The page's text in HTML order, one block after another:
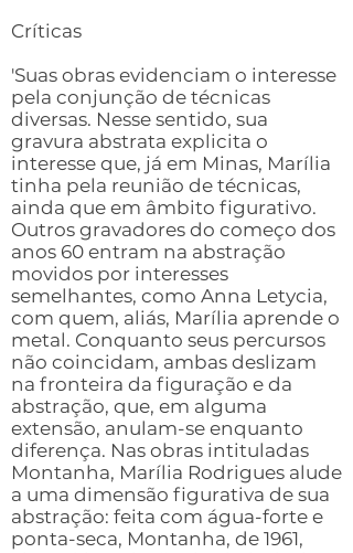
Críticas
'Suas obras evidenciam o interesse
pela conjunção de técnicas
diversas. Nesse sentido, sua
gravura abstrata explicita o
interesse que, já em Minas, Marília
tinha pela reunião de técnicas,
ainda que em âmbito figurativo.
Outros gravadores do começo dos
anos 60 entram na abstração
movidos por interesses
semelhantes, como Anna Letycia,
com quem, aliás, Marília aprende o
metal. Conquanto seus percursos
não coincidam, ambas deslizam
na fronteira da figuração e da
abstração, que, em alguma
extensão, anulam-se enquanto
diferença. Nas obras intituladas
Montanha, Marília Rodrigues alude
a uma dimensão figurativa de sua
abstração: feita com água-forte e
ponta-seca, Montanha, de 1961,